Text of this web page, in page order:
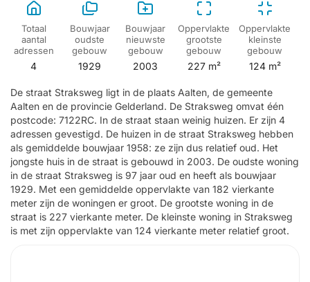
Totaal
aantal
adressen
4
Bouwjaar
oudste
gebouw
1929
Bouwjaar
nieuwste
gebouw
2003
Oppervlakte
grootste
gebouw
227 m²
Oppervlakte
kleinste
gebouw
124 m²
De straat Straksweg ligt in de plaats Aalten, de gemeente
Aalten en de provincie Gelderland. De Straksweg omvat één
postcode: 7122RC. In de straat staan weinig huizen. Er zijn 4
adressen gevestigd. De huizen in de straat Straksweg hebben
als gemiddelde bouwjaar 1958: ze zijn dus relatief oud. Het
jongste huis in de straat is gebouwd in 2003. De oudste woning
in de straat Straksweg is 97 jaar oud en heeft als bouwjaar
1929. Met een gemiddelde oppervlakte van 182 vierkante
meter zijn de woningen er groot. De grootste woning in de
straat is 227 vierkante meter. De kleinste woning in Straksweg
is met zijn oppervlakte van 124 vierkante meter relatief groot.